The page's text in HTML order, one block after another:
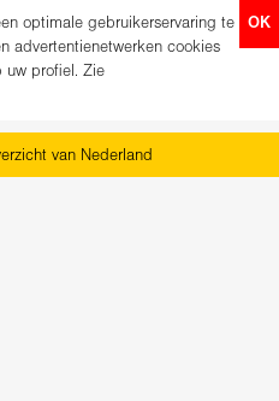
OK
optimale gebruikerservaring te
advertentienetwerken cookies
uw profiel. Zie
van Nederland
koop direct je kaartjes